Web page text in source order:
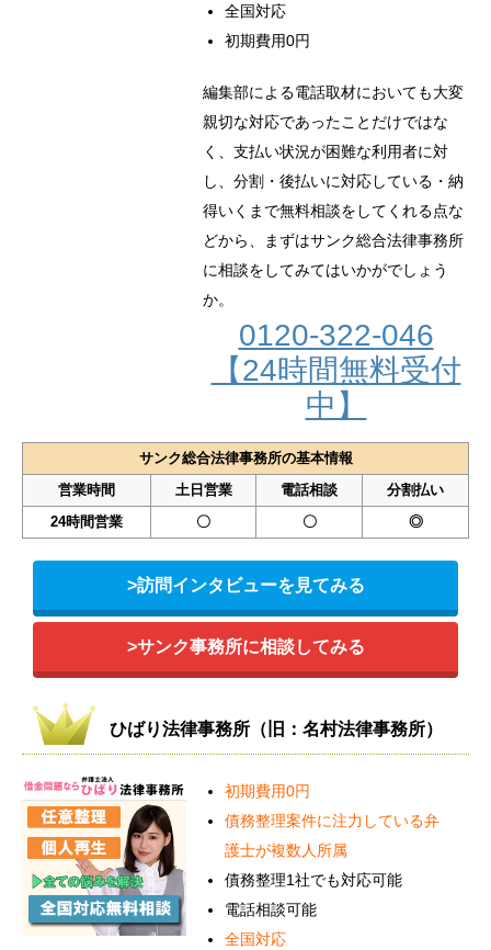
全国対応
初期費用0円
編集部による電話取材においても大変
親切な対応であったことだけではな
く、支払い状況が困難な利用者に対
し、分割・後払いに対応している・納
得いくまで無料相談をしてくれる点な
どから、まずはサンク総合法律事務所
に相談をしてみてはいかがでしょう
か。
0120-322-046
【24時間無料受付
中】
サンク総合法律事務所の基本情報
営業時間
土日営業 電話相談
分割払い
24時間営業
〇 〇 ◎
>訪問インタビューを見てみる
>サンク事務所に相談してみる
ひばり法律事務所（旧：名村法律事務所）
初期費用0円
債務整理案件に注力している弁
護士が複数人所属
債務整理1社でも対応可能
電話相談可能
全国対応